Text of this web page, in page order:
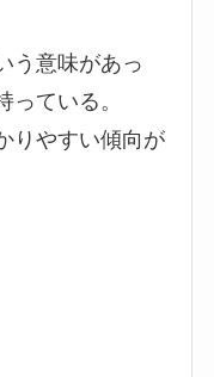
う意味があっ
ている。
りやすい傾向が